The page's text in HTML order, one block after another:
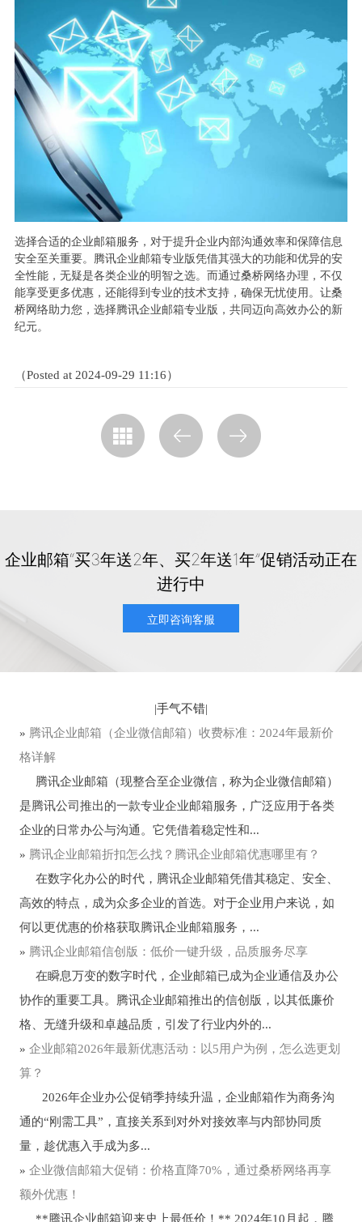
选择合适的企业邮箱服务，对于提升企业内部沟通效率和保障信息
安全至关重要。腾讯企业邮箱专业版凭借其强大的功能和优异的安
全性能，无疑是各类企业的明智之选。而通过桑桥网络办理，不仅
能享受更多优惠，还能得到专业的技术支持，确保无忧使用。让桑
桥网络助力您，选择腾讯企业邮箱专业版，共同迈向高效办公的新
纪元。
（Posted at 2024-09-29 11:16）
企业邮箱“买3年送2年、买2年送1年”促销活动正在
进行中
立即咨询客服
|手气不错|
» 腾讯企业邮箱（企业微信邮箱）收费标准：2024年最新价
格详解
腾讯企业邮箱（现整合至企业微信，称为企业微信邮箱）
是腾讯公司推出的一款专业企业邮箱服务，广泛应用于各类
企业的日常办公与沟通。它凭借着稳定性和...
» 腾讯企业邮箱折扣怎么找？腾讯企业邮箱优惠哪里有？
在数字化办公的时代，腾讯企业邮箱凭借其稳定、安全、
高效的特点，成为众多企业的首选。对于企业用户来说，如
何以更优惠的价格获取腾讯企业邮箱服务，...
» 腾讯企业邮箱信创版：低价一键升级，品质服务尽享
在瞬息万变的数字时代，企业邮箱已成为企业通信及办公
协作的重要工具。腾讯企业邮箱推出的信创版，以其低廉价
格、无缝升级和卓越品质，引发了行业内外的...
» 企业邮箱2026年最新优惠活动：以5用户为例，怎么选更划
算？
2026年企业办公促销季持续升温，企业邮箱作为商务沟
通的“刚需工具”，直接关系到对外对接效率与内部协同质
量，趁优惠入手成为多...
» 企业微信邮箱大促销：价格直降70%，通过桑桥网络再享
额外优惠！
**腾讯企业邮箱迎来史上最低价！** 2024年10月起，腾